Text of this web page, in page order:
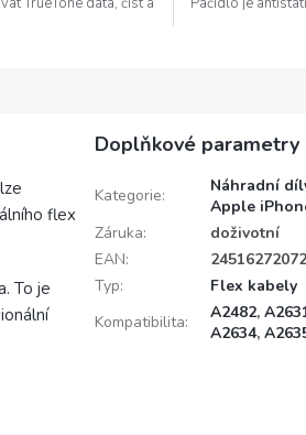
flex
To je
Doplňkové parametry
Kategorie:
Náhradní
Apple
Záruka:
doživotní
EAN:
Typ:
Flex kabely
Kompatibilita: A2482,
A2634,